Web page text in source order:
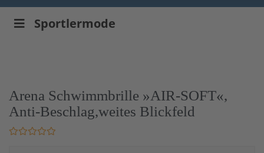
Sportlermode
Arena Schwimmbrille »AIR-SOFT«,
Anti-Beschlag,weites Blickfeld